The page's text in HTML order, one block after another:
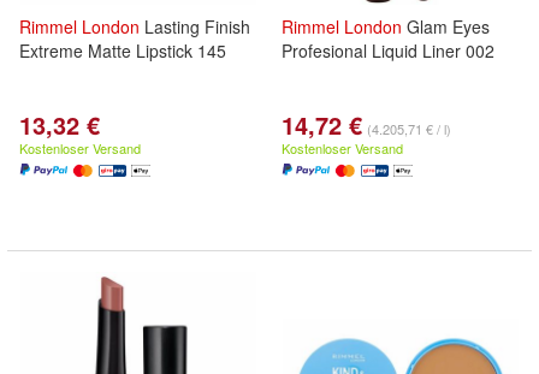
Rimmel London Lasting Finish
Extreme Matte Lipstick 145
13,32 €
Kostenloser Versand
Rimmel London Glam Eyes
Profesional Liquid Liner 002
14,72 € (4.205,71 € / l)
Kostenloser Versand